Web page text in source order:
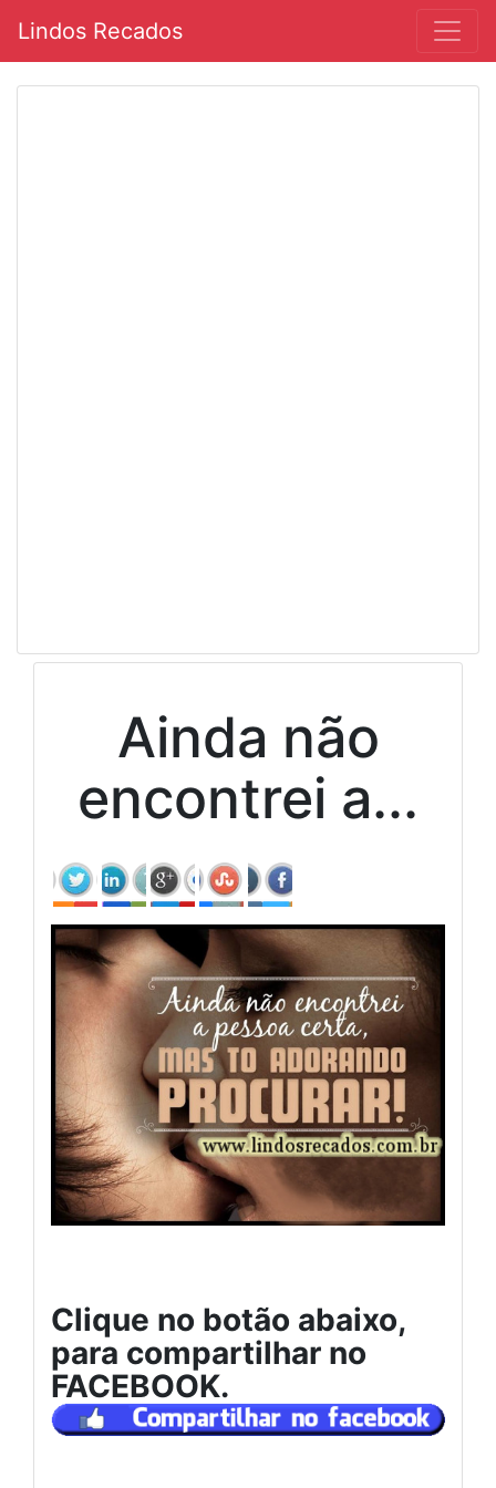
Lindos Recados
Ainda não
encontrei a...
Clique no botão abaixo,
para compartilhar no
FACEBOOK.